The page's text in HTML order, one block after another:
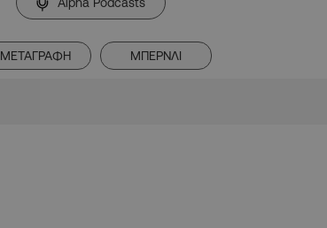
ΜΕΤΑΓΡΑΦΗ ΜΠΕΡΝΛΙ